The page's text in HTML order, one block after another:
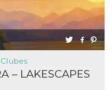
– LAKESCAPES